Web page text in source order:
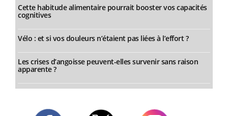
Cette habitude alimentaire pourrait booster vos capacités
cognitives
Vélo : et si vos douleurs n’étaient pas liées à l’effort ?
Les crises d’angoisse peuvent-elles survenir sans raison
apparente ?